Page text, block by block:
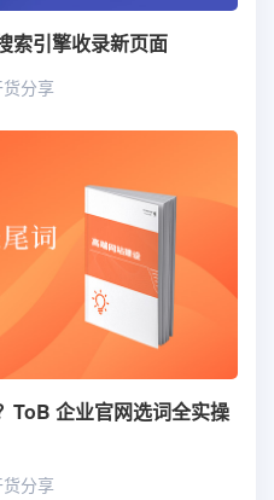
索引擎收录新页面
分享
ToB 企业官网选词全实操
分享